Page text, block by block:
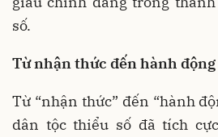
số.
Từ nhận thức đến hành
Từ “nhận thức” đến “hành
dân tộc thiểu số đã tích